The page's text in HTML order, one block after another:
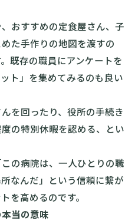
おすすめの定食屋さん、子
た手作りの地図を渡すの
既存の職員にアンケートを
ト」を集めてみるのも良い
を回ったり、役所の手続き
の特別休暇を認める、とい
の病院は、一人ひとりの職
なんだ」という信頼に繋が
を高めるのです。
当の意味